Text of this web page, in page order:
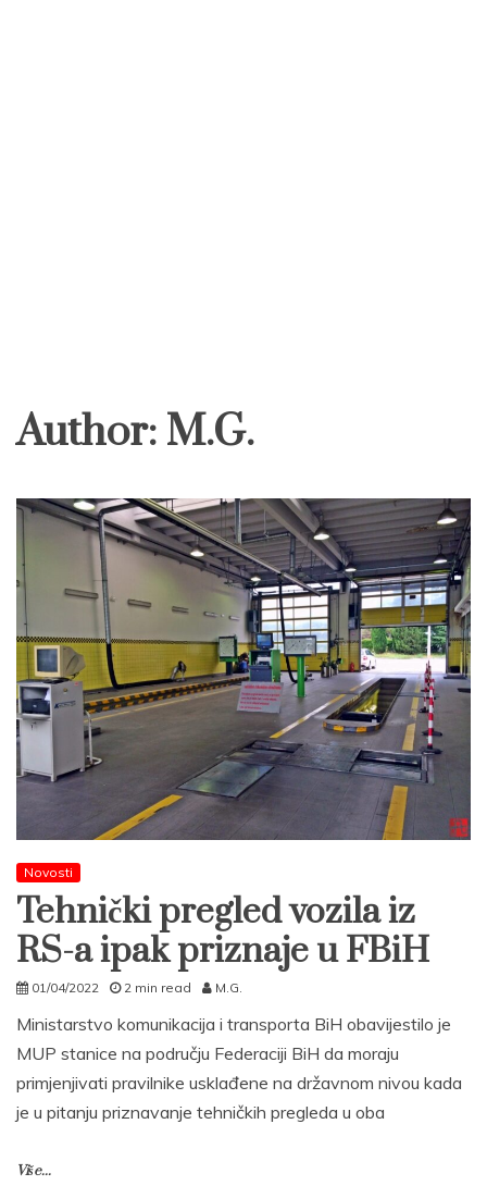
Author: M.G.
Novosti
Tehnički pregled vozila iz
RS-a ipak priznaje u FBiH
01/04/2022 2 min read M.G.
Ministarstvo komunikacija i transporta BiH obavijestilo je
MUP stanice na području Federaciji BiH da moraju
primjenjivati pravilnike usklađene na državnom nivou kada
je u pitanju priznavanje tehničkih pregleda u oba
Više...